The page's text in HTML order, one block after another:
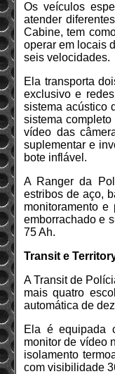
Os veículos
atender
Cabine, tem
operar em locais
seis velocidades.
Ela transporta
exclusivo e
sistema acústico
sistema
vídeo das
suplementar e
bote inflável.
A Ranger da
estribos de aço,
monitoramento
emborrachado e
75 Ah.
Transit e
A Transit de
mais quatro
automática de
Ela é equipada
monitor de vídeo
isolamento
com visibilidade